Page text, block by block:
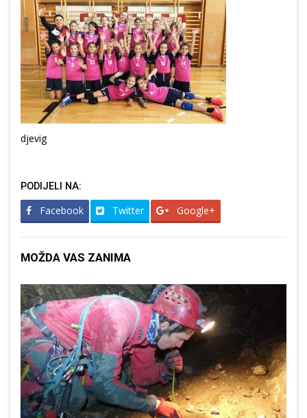
djevig
PODIJELI NA:
Facebook Twitter Google+
MOŽDA VAS ZANIMA